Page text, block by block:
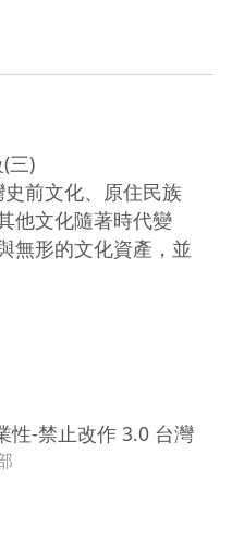
三)
前文化、原住民族
他文化隨著時代變
無形的文化資產，並
性-禁止改作 3.0 台灣